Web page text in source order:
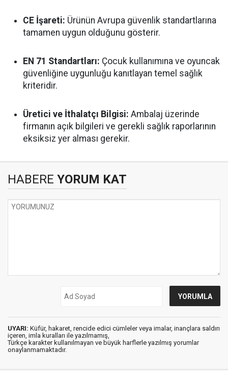
CE İşareti: Ürünün Avrupa güvenlik standartlarına
tamamen uygun olduğunu gösterir.
EN 71 Standartları: Çocuk kullanımına ve oyuncak
güvenliğine uygunluğu kanıtlayan temel sağlık
kriteridir.
Üretici ve İthalatçı Bilgisi: Ambalaj üzerinde
firmanın açık bilgileri ve gerekli sağlık raporlarının
eksiksiz yer alması gerekir.
HABERE YORUM KAT
UYARI: Küfür, hakaret, rencide edici cümleler veya imalar, inançlara saldırı
içeren, imla kuralları ile yazılmamış,
Türkçe karakter kullanılmayan ve büyük harflerle yazılmış yorumlar
onaylanmamaktadır.